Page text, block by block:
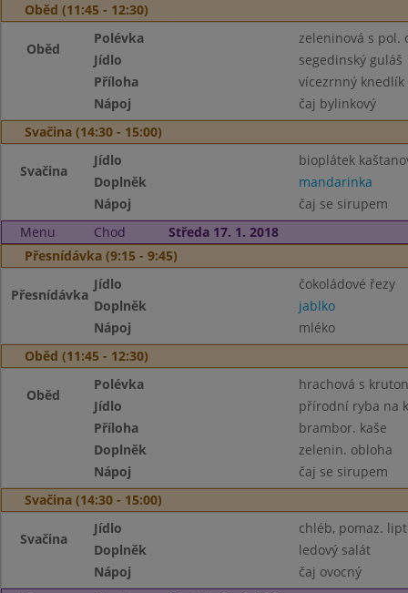
Oběd (11:45 - 12:30)
Oběd
Polévka
zeleninová s pol.
Jídlo
segedinský guláš
Příloha
vícezrnný knedlík
Nápoj
čaj bylinkový
Svačina (14:30 - 15:00)
Svačina
Jídlo
bioplátek
Doplněk
mandarinka
Nápoj
čaj se sirupem
Menu
Chod
Středa 17. 1. 2018
Přesnídávka (9:15 - 9:45)
Přesnídávka
Jídlo
čokoládové řezy
Doplněk
jablko
Nápoj
mléko
Oběd (11:45 - 12:30)
Oběd
Polévka
hrachová s
Jídlo
přírodní ryba na
Příloha
brambor. kaše
Doplněk
zelenin. obloha
Nápoj
čaj se sirupem
Svačina (14:30 - 15:00)
Svačina
Jídlo
chléb, pomaz.
Doplněk
ledový salát
Nápoj
čaj ovocný